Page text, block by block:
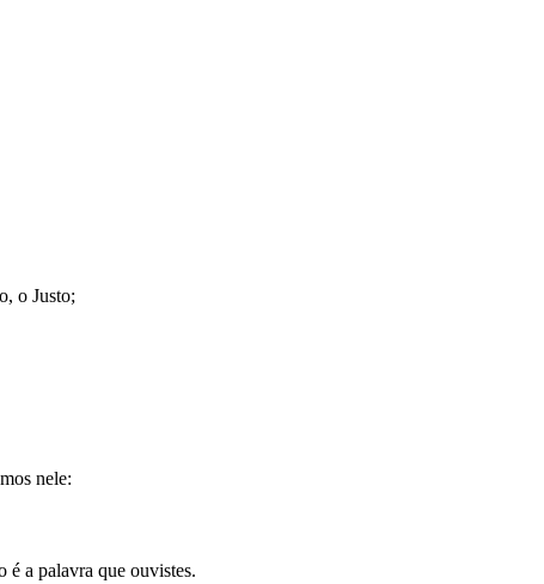
o Justo;
nele:
é a palavra que ouvistes.